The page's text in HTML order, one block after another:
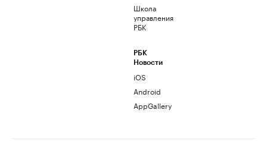
Школа
управления
РБК
РБК
Новости
iOS
Android
AppGallery